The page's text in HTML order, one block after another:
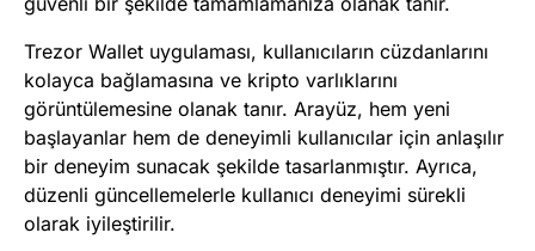
Trezor Wallet uygulaması, kullanıcıların cüzdanlarını
kolayca bağlamasına ve kripto varlıklarını
görüntülemesine olanak tanır. Arayüz, hem yeni
başlayanlar hem de deneyimli kullanıcılar için anlaşılır
bir deneyim sunacak şekilde tasarlanmıştır. Ayrıca,
düzenli güncellemelerle kullanıcı deneyimi sürekli
olarak iyileştirilir.